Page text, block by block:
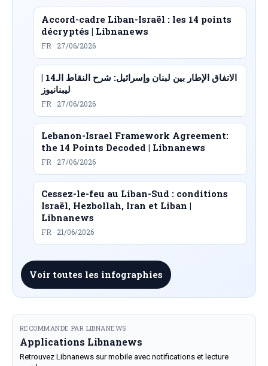
Accord-cadre Liban-Israël : les 14 points
décryptés | Libnanews
FR · 27/06/2026
الاتفاق الإطار بين لبنان وإسرائيل: شرح النقاط الـ14 |
ليبنانيوز
FR · 27/06/2026
Lebanon-Israel Framework Agreement:
the 14 Points Decoded | Libnanews
FR · 27/06/2026
Cessez-le-feu au Liban-Sud : conditions
Israël, Hezbollah, Iran et Liban |
Libnanews
FR · 21/06/2026
Voir toutes les infographies
RECOMMANDE PAR LIBNANEWS
Applications Libnanews
Retrouvez Libnanews sur mobile avec notifications et lecture